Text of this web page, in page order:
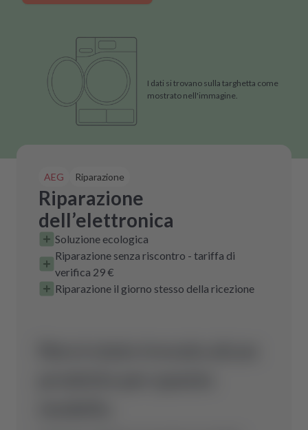
I dati si trovano sulla targhetta come
mostrato nell'immagine.
AEG Riparazione
Riparazione
dell’elettronica
Soluzione ecologica
Riparazione senza riscontro - tariffa di
verifica 29 €
Riparazione il giorno stesso della ricezione